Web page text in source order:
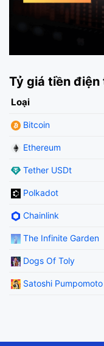
Tỷ giá tiền điện
Loại
Bitcoin
Ethereum
Tether USDt
Polkadot
Chainlink
The Infinite Garden
Dogs Of Toly
Satoshi Pumpomoto